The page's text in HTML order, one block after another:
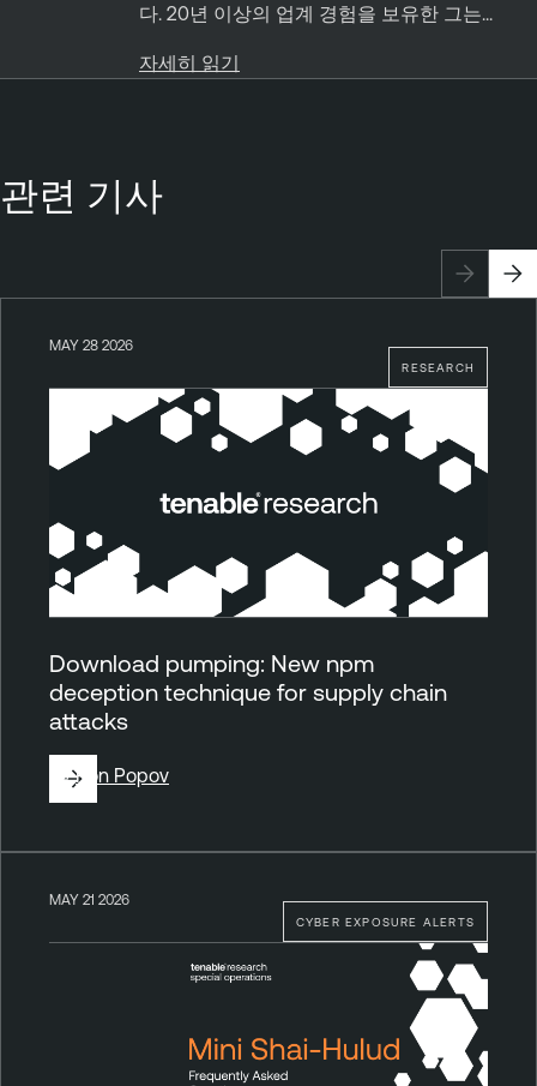
다. 20년 이상의 업계 경험을 보유한 그는...
자세히 읽기
관련 기사
RESEARCH
MAY 28 2026
Download pumping: New npm
deception technique for supply chain
attacks
ByRon Popov
CYBER EXPOSURE ALERTS
MAY 21 2026